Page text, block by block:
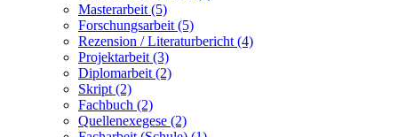
Masterarbeit (5)
Forschungsarbeit (5)
Rezension / Literaturbericht (4)
Projektarbeit (3)
Diplomarbeit (2)
Skript (2)
Fachbuch (2)
Quellenexegese (2)